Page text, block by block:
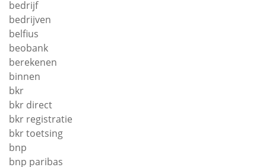
bedrijf
bedrijven
belfius
beobank
berekenen
binnen
bkr
bkr direct
bkr registratie
bkr toetsing
bnp
bnp paribas